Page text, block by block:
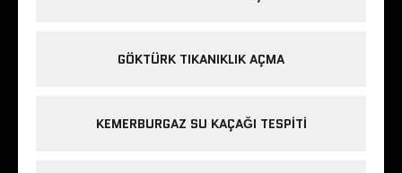
GÖKTÜRK TIKANIKLIK AÇMA
KEMERBURGAZ SU KAÇAĞI TESPITI